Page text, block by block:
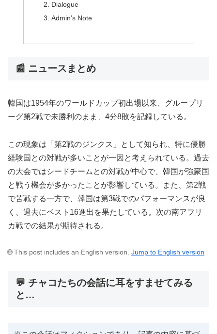
Dialogue
Admin’s Note
📰 ニュースまとめ
韓国は1954年のワールドカップ初出場以来、グループリ
ーグ第2戦で未勝利のまま、4分8敗を記録している。
この現象は「第2戦のジンクス」として知られ、特に優勝
経験国との対戦が多いことが一因と考えられている。過去
の大会ではシードチームとの対戦が中心で、韓国が強豪国
と戦う機会が多かったことが影響している。また、第2戦
で苦戦する一方で、韓国は第3戦でのパフォーマンスが良
く、過去にベスト16進出を果たしている。次の南アフリ
カ戦での結果が期待される。
🌐 This post includes an English version. Jump to English version
💬 チャコたちの会話に耳をすませてみる
と…